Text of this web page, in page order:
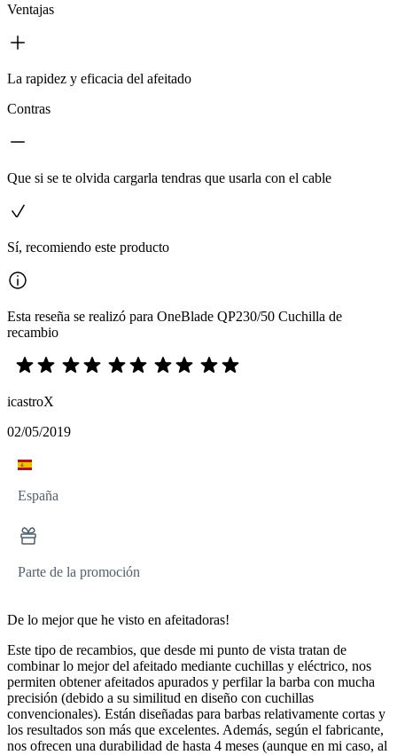
Ventajas
La rapidez y eficacia del afeitado
Contras
Que si se te olvida cargarla tendras que usarla con el cable
Sí, recomiendo este producto
Esta reseña se realizó para OneBlade QP230/50 Cuchilla de
recambio
icastroX
02/05/2019
España
Parte de la promoción
De lo mejor que he visto en afeitadoras!
Este tipo de recambios, que desde mi punto de vista tratan de
combinar lo mejor del afeitado mediante cuchillas y eléctrico, nos
permiten obtener afeitados apurados y perfilar la barba con mucha
precisión (debido a su similitud en diseño con cuchillas
convencionales). Están diseñadas para barbas relativamente cortas y
los resultados son más que excelentes. Además, según el fabricante,
nos ofrecen una durabilidad de hasta 4 meses (aunque en mi caso, al